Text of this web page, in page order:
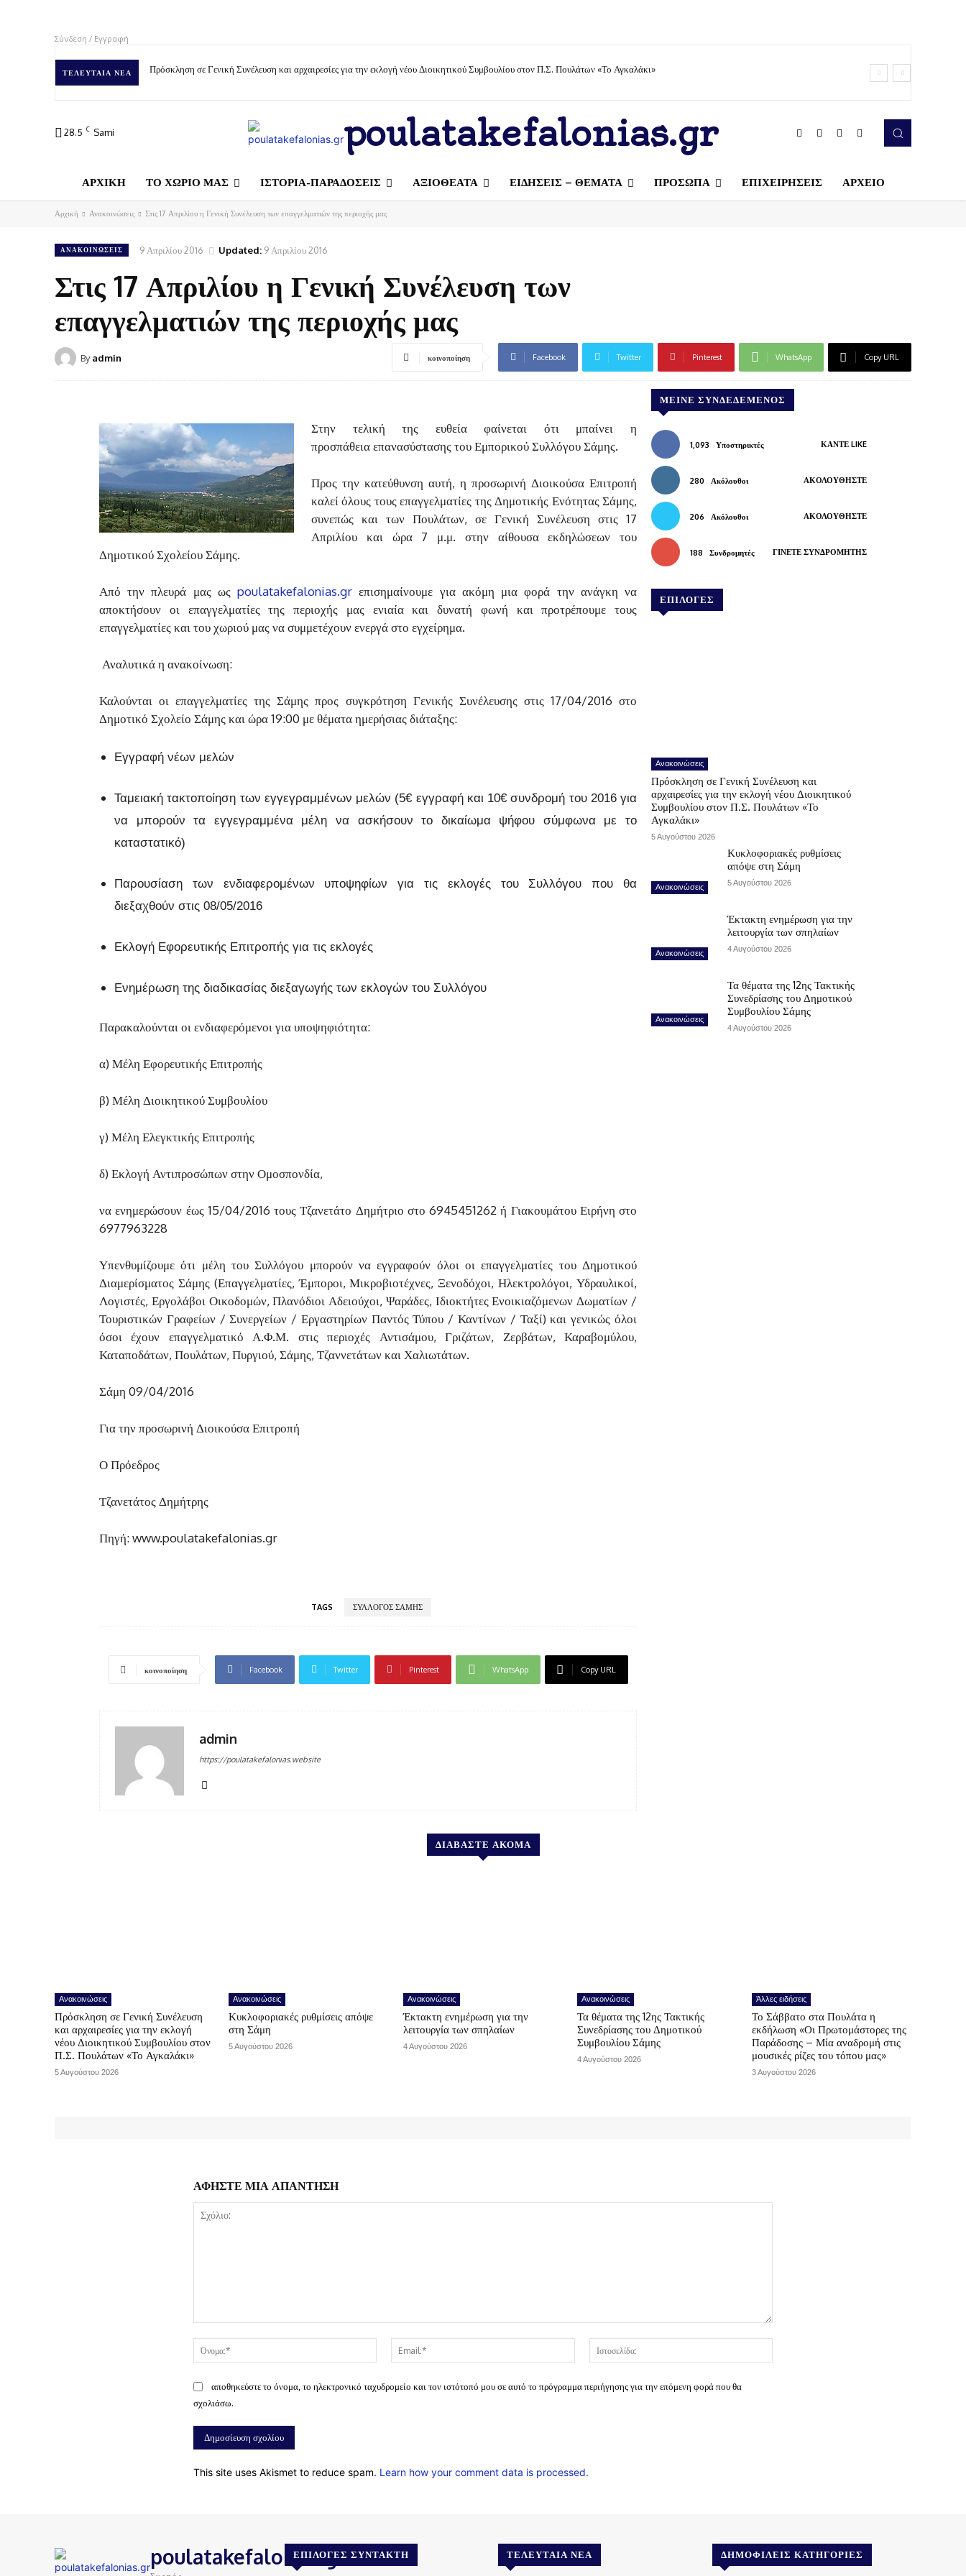
Σύνδεση / Εγγραφή
ΤΕΛΕΥΤΑΊΑ ΝΈΑ Πρόσκληση σε Γενική Συνέλευση και αρχαιρεσίες για την εκλογή νέου Διοικητικού Συμβουλίου στον Π.Σ. Πουλάτων «Το Αγκαλάκι»
28.5 C Sami poulatakefalonias.gr
ΑΡΧΙΚΗ ΤΟ ΧΩΡΙΟ ΜΑΣ ΙΣΤΟΡΙΑ-ΠΑΡΑΔΟΣΕΙΣ ΑΞΙΟΘΕΑΤΑ ΕΙΔΗΣΕΙΣ – ΘΕΜΑΤΑ ΠΡΟΣΩΠΑ ΕΠΙΧΕΙΡΗΣΕΙΣ ΑΡΧΕΙΟ
Αρχική Ανακοινώσεις Στις 17 Απριλίου η Γενική Συνέλευση των επαγγελματιών της περιοχής μας
ΑΝΑΚΟΙΝΏΣΕΙΣ 9 Απριλίου 2016 Updated: 9 Απριλίου 2016
Στις 17 Απριλίου η Γενική Συνέλευση των
επαγγελματιών της περιοχής μας
By admin κοινοποίηση Facebook Twitter Pinterest WhatsApp Copy URL
Στην τελική της ευθεία φαίνεται ότι μπαίνει η
προσπάθεια επανασύστασης του Εμπορικού Συλλόγου Σάμης.
Προς την κατεύθυνση αυτή, η προσωρινή Διοικούσα Επιτροπή
καλεί όλους τους επαγγελματίες της Δημοτικής Ενότητας Σάμης,
συνεπώς και των Πουλάτων, σε Γενική Συνέλευση στις 17
Απριλίου και ώρα 7 μ.μ. στην αίθουσα εκδηλώσεων του
Δημοτικού Σχολείου Σάμης.
Από την πλευρά μας ωςpoulatakefalonias.gr επισημαίνουμε για ακόμη μια φορά την ανάγκη να
αποκτήσουν οι επαγγελματίες της περιοχής μας ενιαία και δυνατή φωνή και προτρέπουμε τους
επαγγελματίες και του χωριού μας να συμμετέχουν ενεργά στο εγχείρημα.
Αναλυτικά η ανακοίνωση:
Καλούνται οι επαγγελματίες της Σάμης προς συγκρότηση Γενικής Συνέλευσης στις 17/04/2016 στο
Δημοτικό Σχολείο Σάμης και ώρα 19:00 με θέματα ημερήσιας διάταξης:
Εγγραφή νέων μελών
Ταμειακή τακτοποίηση των εγγεγραμμένων μελών (5€ εγγραφή και 10€ συνδρομή του 2016 για
να μπορούν τα εγγεγραμμένα μέλη να ασκήσουν το δικαίωμα ψήφου σύμφωνα με το
καταστατικό)
Παρουσίαση των ενδιαφερομένων υποψηφίων για τις εκλογές του Συλλόγου που θα
διεξαχθούν στις 08/05/2016
Εκλογή Εφορευτικής Επιτροπής για τις εκλογές
Ενημέρωση της διαδικασίας διεξαγωγής των εκλογών του Συλλόγου
Παρακαλούνται οι ενδιαφερόμενοι για υποψηφιότητα:
α) Μέλη Εφορευτικής Επιτροπής
β) Μέλη Διοικητικού Συμβουλίου
γ) Μέλη Ελεγκτικής Επιτροπής
δ) Εκλογή Αντιπροσώπων στην Ομοσπονδία,
να ενημερώσουν έως 15/04/2016 τους Τζανετάτο Δημήτριο στο 6945451262 ή Γιακουμάτου Ειρήνη στο
6977963228
Υπενθυμίζουμε ότι μέλη του Συλλόγου μπορούν να εγγραφούν όλοι οι επαγγελματίες του Δημοτικού
Διαμερίσματος Σάμης (Επαγγελματίες, Έμποροι, Μικροβιοτέχνες, Ξενοδόχοι, Ηλεκτρολόγοι, Υδραυλικοί,
Λογιστές, Εργολάβοι Οικοδομών, Πλανόδιοι Αδειούχοι, Ψαράδες, Ιδιοκτήτες Ενοικιαζόμενων Δωματίων /
Τουριστικών Γραφείων / Συνεργείων / Εργαστηρίων Παντός Τύπου / Καντίνων / Ταξί) και γενικώς όλοι
όσοι έχουν επαγγελματικό Α.Φ.Μ. στις περιοχές Αντισάμου, Γριζάτων, Ζερβάτων, Καραβομύλου,
Καταποδάτων, Πουλάτων, Πυργιού, Σάμης, Τζαννετάτων και Χαλιωτάτων.
Σάμη 09/04/2016
Για την προσωρινή Διοικούσα Επιτροπή
Ο Πρόεδρος
Τζανετάτος Δημήτρης
Πηγή: www.poulatakefalonias.gr
TAGS ΣΥΛΛΟΓΟΣ ΣΑΜΗΣ
κοινοποίηση Facebook Twitter Pinterest WhatsApp Copy URL
admin
https://poulatakefalonias.website
ΜΕΊΝΕ ΣΥΝΔΕΔΕΜΈΝΟΣ
1,093 Υποστηρικτές ΚΆΝΤΕ LIKE
280 Ακόλουθοι ΑΚΟΛΟΥΘΉΣΤΕ
206 Ακόλουθοι ΑΚΟΛΟΥΘΉΣΤΕ
188 Συνδρομητές ΓΊΝΕΤΕ ΣΥΝΔΡΟΜΗΤΉΣ
ΕΠΙΛΟΓΕΣ
Ανακοινώσεις
Πρόσκληση σε Γενική Συνέλευση και
αρχαιρεσίες για την εκλογή νέου Διοικητικού
Συμβουλίου στον Π.Σ. Πουλάτων «Το
Αγκαλάκι»
5 Αυγούστου 2026
Ανακοινώσεις
Κυκλοφοριακές ρυθμίσεις
απόψε στη Σάμη
5 Αυγούστου 2026
Ανακοινώσεις
Έκτακτη ενημέρωση για την
λειτουργία των σπηλαίων
4 Αυγούστου 2026
Ανακοινώσεις
Τα θέματα της 12ης Τακτικής
Συνεδρίασης του Δημοτικού
Συμβουλίου Σάμης
4 Αυγούστου 2026
ΔΙΑΒΑΣΤΕ ΑΚΟΜΑ
Ανακοινώσεις
Πρόσκληση σε Γενική Συνέλευση
και αρχαιρεσίες για την εκλογή
νέου Διοικητικού Συμβουλίου στον
Π.Σ. Πουλάτων «Το Αγκαλάκι»
5 Αυγούστου 2026
Ανακοινώσεις
Κυκλοφοριακές ρυθμίσεις απόψε
στη Σάμη
5 Αυγούστου 2026
Ανακοινώσεις
Έκτακτη ενημέρωση για την
λειτουργία των σπηλαίων
4 Αυγούστου 2026
Ανακοινώσεις
Τα θέματα της 12ης Τακτικής
Συνεδρίασης του Δημοτικού
Συμβουλίου Σάμης
4 Αυγούστου 2026
Άλλες ειδήσεις
Το Σάββατο στα Πουλάτα η
εκδήλωση «Οι Πρωτομάστορες της
Παράδοσης – Μία αναδρομή στις
μουσικές ρίζες του τόπου μας»
3 Αυγούστου 2026
ΑΦΗΣΤΕ ΜΙΑ ΑΠΑΝΤΗΣΗ
Όνομα:*
Email:*
αποθηκεύστε το όνομα, το ηλεκτρονικό ταχυδρομείο και τον ιστότοπό μου σε αυτό το πρόγραμμα περιήγησης για την επόμενη φορά που θα
σχολιάσω.
This site uses Akismet to reduce spam. Learn how your comment data is processed.
poulatakefalonias.grΕΠΙΛΟΓΈΣ ΣΥΝΤΆΚΤΗ ΤΕΛΕΥΤΑΊΑ ΝΈΑ ΔΗΜΟΦΙΛΕΊΣ ΚΑΤΗΓΟΡΊΕΣ